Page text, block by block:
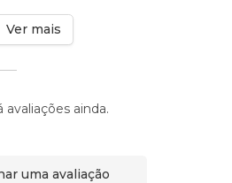
Ver mais
avaliações ainda.
uma avaliação